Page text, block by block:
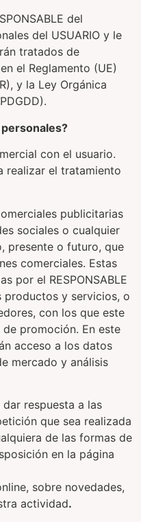
del
del USUARIO y le
tratados de
el Reglamento (UE)
y la Ley Orgánica
con el usuario.
realizar el tratamiento
publicitarias
sociales o cualquier
presente o futuro, que
comerciales. Estas
por el RESPONSABLE
productos y servicios, o
con los que este
promoción. En este
acceso a los datos
mercado y análisis
respuesta a las
que sea realizada
de las formas de
en la página
sobre novedades,
actividad.